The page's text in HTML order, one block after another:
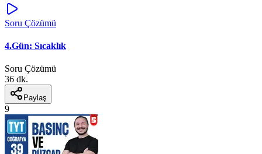
Soru Çözümü
4.Gün: Sıcaklık
Soru Çözümü
36 dk.
Paylaş
9